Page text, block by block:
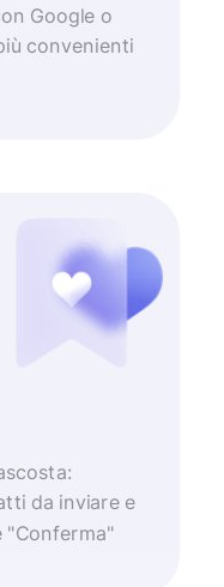
Google o
convenienti
da inviare e
"Conferma"